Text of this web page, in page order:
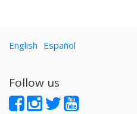
English Español
Follow us